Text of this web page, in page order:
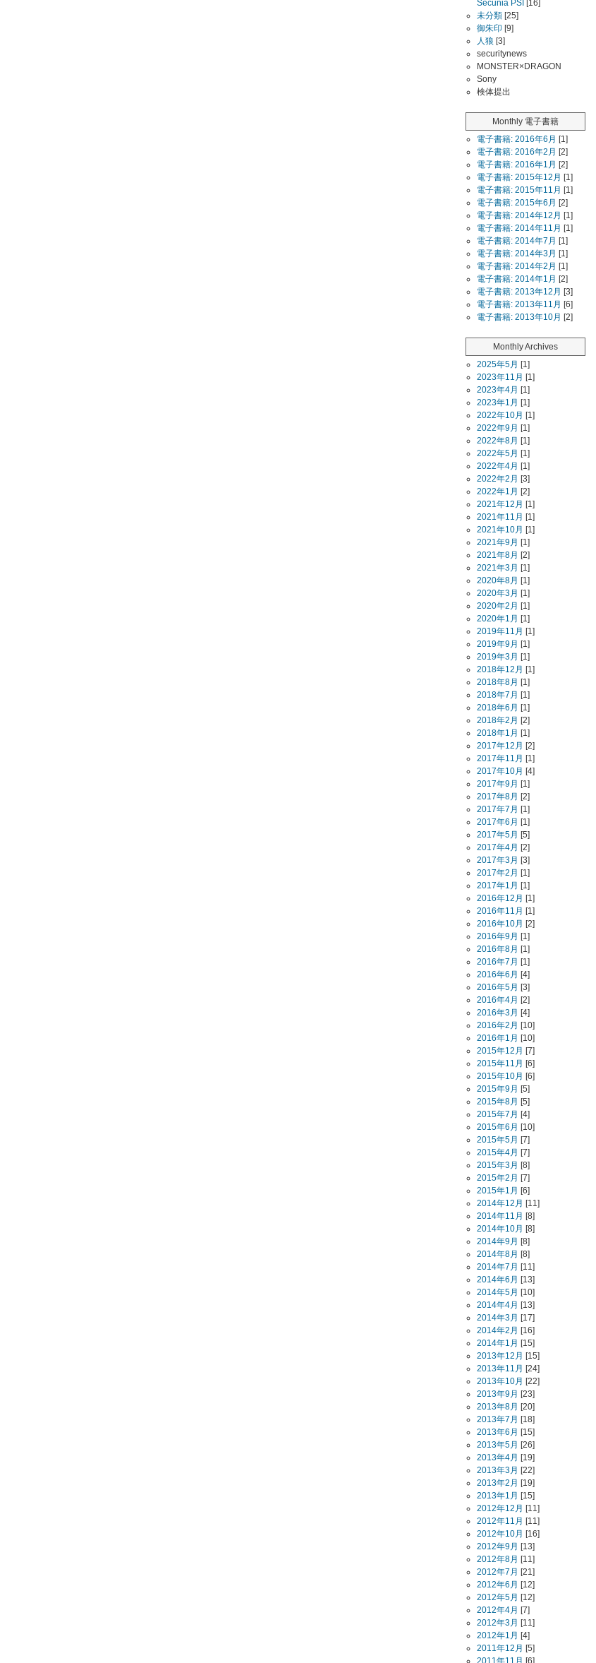
Secunia PSI [16]
未分類 [25]
御朱印 [9]
人狼 [3]
securitynews
MONSTER×DRAGON
Sony
検体提出
Monthly 電子書籍
電子書籍: 2016年6月 [1]
電子書籍: 2016年2月 [2]
電子書籍: 2016年1月 [2]
電子書籍: 2015年12月 [1]
電子書籍: 2015年11月 [1]
電子書籍: 2015年6月 [2]
電子書籍: 2014年12月 [1]
電子書籍: 2014年11月 [1]
電子書籍: 2014年7月 [1]
電子書籍: 2014年3月 [1]
電子書籍: 2014年2月 [1]
電子書籍: 2014年1月 [2]
電子書籍: 2013年12月 [3]
電子書籍: 2013年11月 [6]
電子書籍: 2013年10月 [2]
Monthly Archives
2025年5月 [1]
2023年11月 [1]
2023年4月 [1]
2023年1月 [1]
2022年10月 [1]
2022年9月 [1]
2022年8月 [1]
2022年5月 [1]
2022年4月 [1]
2022年2月 [3]
2022年1月 [2]
2021年12月 [1]
2021年11月 [1]
2021年10月 [1]
2021年9月 [1]
2021年8月 [2]
2021年3月 [1]
2020年8月 [1]
2020年3月 [1]
2020年2月 [1]
2020年1月 [1]
2019年11月 [1]
2019年9月 [1]
2019年3月 [1]
2018年12月 [1]
2018年8月 [1]
2018年7月 [1]
2018年6月 [1]
2018年2月 [2]
2018年1月 [1]
2017年12月 [2]
2017年11月 [1]
2017年10月 [4]
2017年9月 [1]
2017年8月 [2]
2017年7月 [1]
2017年6月 [1]
2017年5月 [5]
2017年4月 [2]
2017年3月 [3]
2017年2月 [1]
2017年1月 [1]
2016年12月 [1]
2016年11月 [1]
2016年10月 [2]
2016年9月 [1]
2016年8月 [1]
2016年7月 [1]
2016年6月 [4]
2016年5月 [3]
2016年4月 [2]
2016年3月 [4]
2016年2月 [10]
2016年1月 [10]
2015年12月 [7]
2015年11月 [6]
2015年10月 [6]
2015年9月 [5]
2015年8月 [5]
2015年7月 [4]
2015年6月 [10]
2015年5月 [7]
2015年4月 [7]
2015年3月 [8]
2015年2月 [7]
2015年1月 [6]
2014年12月 [11]
2014年11月 [8]
2014年10月 [8]
2014年9月 [8]
2014年8月 [8]
2014年7月 [11]
2014年6月 [13]
2014年5月 [10]
2014年4月 [13]
2014年3月 [17]
2014年2月 [16]
2014年1月 [15]
2013年12月 [15]
2013年11月 [24]
2013年10月 [22]
2013年9月 [23]
2013年8月 [20]
2013年7月 [18]
2013年6月 [15]
2013年5月 [26]
2013年4月 [19]
2013年3月 [22]
2013年2月 [19]
2013年1月 [15]
2012年12月 [11]
2012年11月 [11]
2012年10月 [16]
2012年9月 [13]
2012年8月 [11]
2012年7月 [21]
2012年6月 [12]
2012年5月 [12]
2012年4月 [7]
2012年3月 [11]
2012年1月 [4]
2011年12月 [5]
2011年11月 [6]